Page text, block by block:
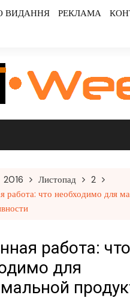
ВИДАННЯ РЕКЛАМА
2016 Листопад
2
работа: что необходимо для
работа: что
для